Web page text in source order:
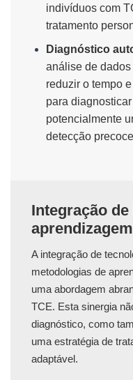
indivíduos com
tratamento
Diagnóstico
análise de
reduzir o tempo
para
potencialmente
detecção
Integração
A integração de
metodologias de
uma abordagem
TCE. Esta sinergia
diagnóstico, como
uma estratégia de
adaptável.